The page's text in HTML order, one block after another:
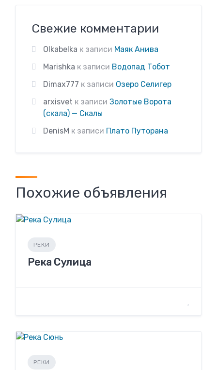
Свежие комментарии
Olkabelka к записи Маяк Анива
Marishka к записи Водопад Тобот
Dimax777 к записи Озеро Селигер
arxisvet к записи Золотые Ворота
(скала) — Скалы
DenisM к записи Плато Путорана
Похожие объявления
РЕКИ
Река Сулица
РЕКИ